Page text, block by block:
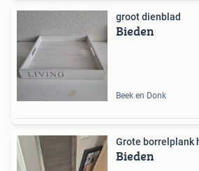
groot dienblad
Bieden
Beek en Donk
Grote borrelplank
Bieden